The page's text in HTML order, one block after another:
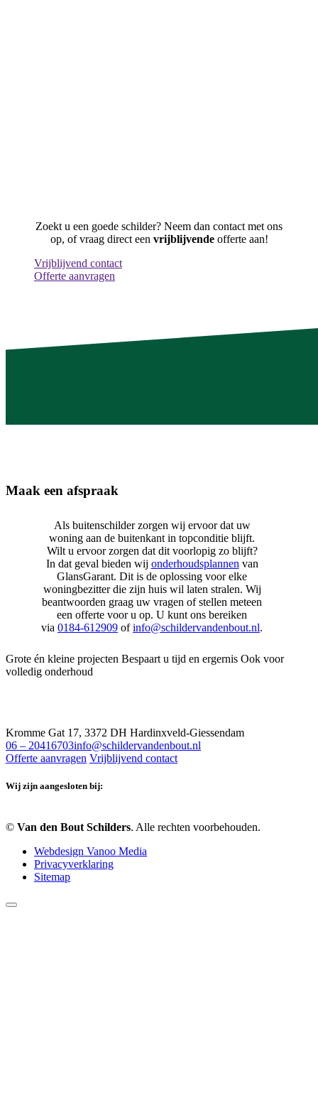
Zoekt u een goede schilder? Neem dan contact met ons
op, of vraag direct een vrijblijvende offerte aan!
Vrijblijvend contact
Offerte aanvragen
Maak een afspraak
Als buitenschilder zorgen wij ervoor dat uw
woning aan de buitenkant in topconditie blijft.
Wilt u ervoor zorgen dat dit voorlopig zo blijft?
In dat geval bieden wij onderhoudsplannen van
GlansGarant. Dit is de oplossing voor elke
woningbezitter die zijn huis wil laten stralen. Wij
beantwoorden graag uw vragen of stellen meteen
een offerte voor u op. U kunt ons bereiken
via 0184-612909 ofinfo@schildervandenbout.nl.
Grote én kleine projecten Bespaart u tijd en ergernis Ook voor
volledig onderhoud
Kromme Gat 17, 3372 DH Hardinxveld-Giessendam
06 – 20416703info@schildervandenbout.nl
Offerte aanvragen Vrijblijvend contact
Wij zijn aangesloten bij:
© Van den Bout Schilders. Alle rechten voorbehouden.
Webdesign Vanoo Media
Privacyverklaring
Sitemap